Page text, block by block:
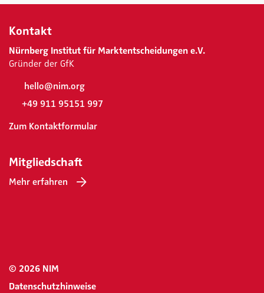
Kontakt
Nürnberg Institut für Marktentscheidungen e.V.
Gründer der GfK
hello@nim.org
+49 911 95151 997
Zum Kontaktformular
Mitgliedschaft
Mehr erfahren
© 2026 NIM
Datenschutzhinweise